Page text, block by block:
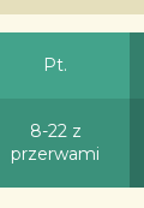
Pt.
8-22 z
przerwami